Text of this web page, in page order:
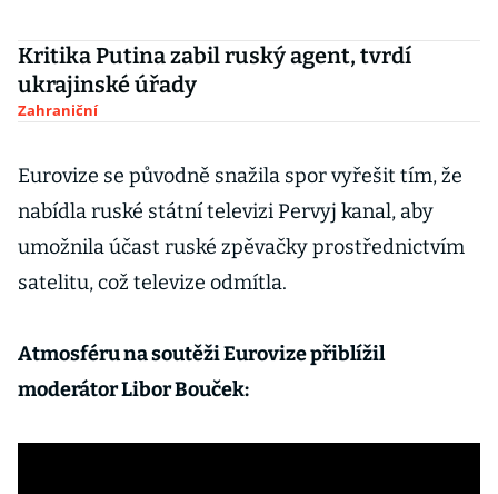
Kritika Putina zabil ruský agent, tvrdí
ukrajinské úřady
Zahraniční
Eurovize se původně snažila spor vyřešit tím, že
nabídla ruské státní televizi Pervyj kanal, aby
umožnila účast ruské zpěvačky prostřednictvím
satelitu, což televize odmítla.
Atmosféru na soutěži Eurovize přiblížil
moderátor Libor Bouček: